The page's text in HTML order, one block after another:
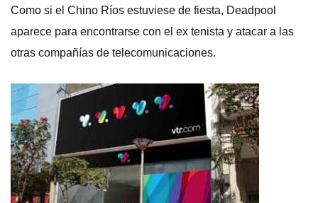
Como si el Chino Rí­os estuviese de fiesta, Deadpool
aparece para encontrarse con el ex tenista y atacar a las
otras compañí­as de telecomunicaciones.